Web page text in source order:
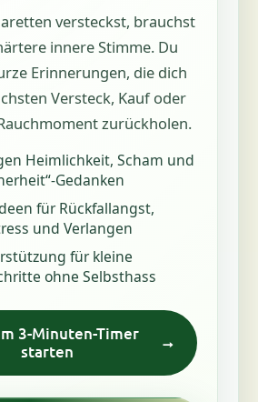
versteckst, brauchst
innere Stimme. Du
Erinnerungen, die dich
Versteck, Kauf oder
zurückholen.
Heimlichkeit, Scham und
Gedanken
für Rückfallangst,
und Verlangen
für kleine
ohne Selbsthass
3-Minuten-Timer
starten